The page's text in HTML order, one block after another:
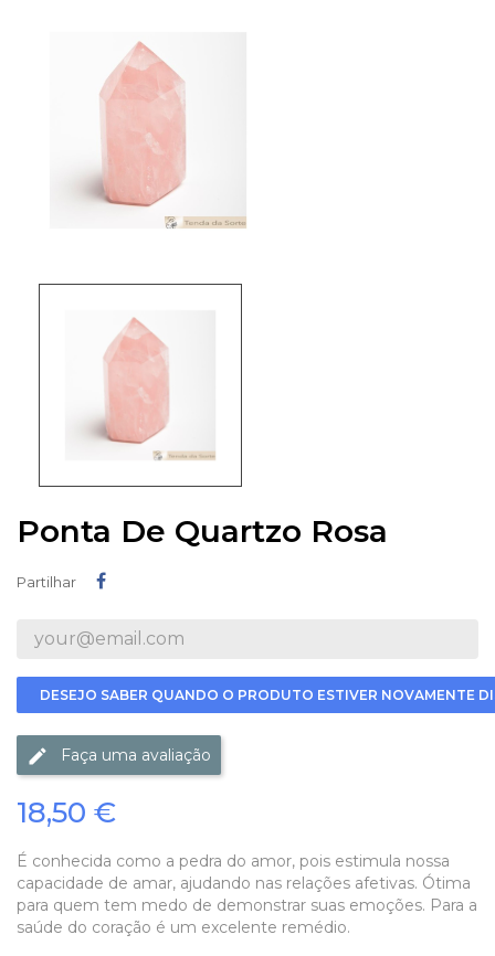
Ponta De Quartzo Rosa
Partilhar
DESEJO SABER QUANDO O PRODUTO ESTIVER NOVAMENTE
Faça uma avaliação
18,50 €
É conhecida como a pedra do amor, pois estimula nossa
capacidade de amar, ajudando nas relações afetivas. Ótima
para quem tem medo de demonstrar suas emoções. Para a
saúde do coração é um excelente remédio.